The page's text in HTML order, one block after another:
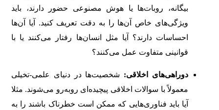
بیگانه، روبات‌ها یا هوش مصنوعی حضور دارند، باید
ویژگی‌های خاص آن‌ها را به دقت تعریف کنید. آیا آن‌ها
احساسات دارند؟ آیا مثل انسان‌ها رفتار می‌کنند یا با
قوانینی متفاوت عمل می‌کنند؟
دوراهی‌های اخلاقی: شخصیت‌ها در دنیای علمی-تخیلی
معمولاً با سوالات اخلاقی پیچیده‌ای روبه‌رو می‌شوند. مثلا
آیا باید فناوری‌هایی که ممکن است خطرناک باشند را به